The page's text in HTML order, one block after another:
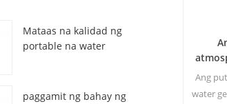
Mataas na kalidad ng
portable na water
paggamit ng bahay ng
Ang
water